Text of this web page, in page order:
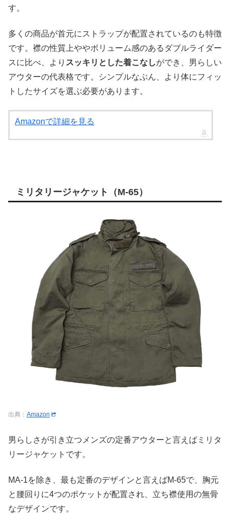
す。
多くの商品が首元にストラップが配置されているのも特徴
です。襟の性質上ややボリューム感のあるダブルライダー
スに比べ、より スッキリとした着こなしができ、男らしい
アウターの代表格です。シンプルなぶん、より体にフィッ
トしたサイズを選ぶ必要があります。
Amazonで詳細を見る
ミリタリージャケット（M-65）
出典： Amazon
男らしさが引き立つメンズの定番アウターと言えばミリタ
リージャケットです。
MA-1を除き、最も定番のデザインと言えばM-65で、胸元
と腰回りに4つのポケットが配置され、立ち襟使用の無骨
なデザインです。